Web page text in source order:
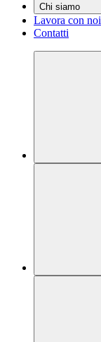
Chi siamo
Lavora con noi
Contatti